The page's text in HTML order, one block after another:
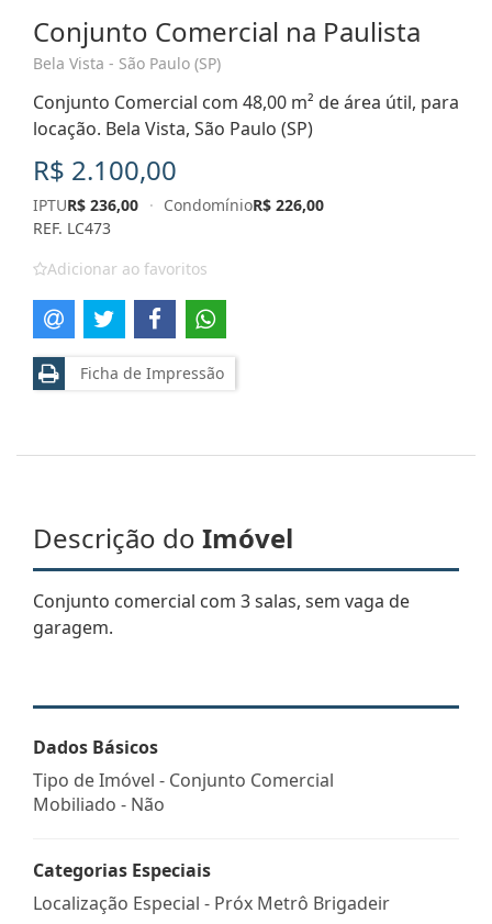
Conjunto Comercial na Paulista
Bela Vista - São Paulo (SP)
Conjunto Comercial com 48,00 m² de área útil, para
locação. Bela Vista, São Paulo (SP)
R$ 2.100,00
IPTUR$ 236,00 · CondomínioR$ 226,00
REF. LC473
Adicionar ao favoritos
Ficha de Impressão
Descrição do Imóvel
Conjunto comercial com 3 salas, sem vaga de
garagem.
Dados Básicos
Tipo de Imóvel - Conjunto Comercial
Mobiliado - Não
Categorias Especiais
Localização Especial - Próx Metrô Brigadeir